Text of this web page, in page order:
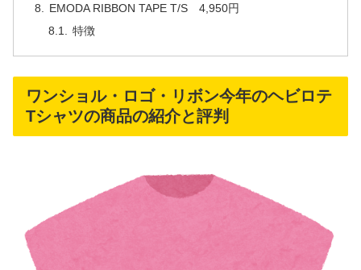
EMODA RIBBON TAPE T/S 4,950円
特徴
ワンショル・ロゴ・リボン今年のヘビロテ
Tシャツの商品の紹介と評判